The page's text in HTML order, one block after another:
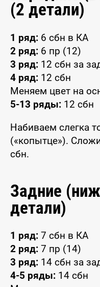
(2 детали)
1 ряд: 6 сбн в КА
2 ряд: 6 пр (12)
3 ряд: 12 сбн за
4 ряд: 12 сбн
Меняем цвет на
5-13 ряды: 12 сбн
Набиваем слегка
(«копытце»).
сбн.
Задние
детали)
1 ряд: 7 сбн в КА
2 ряд: 7 пр (14)
3 ряд: 14 сбн за
4-5 ряды: 14 сбн